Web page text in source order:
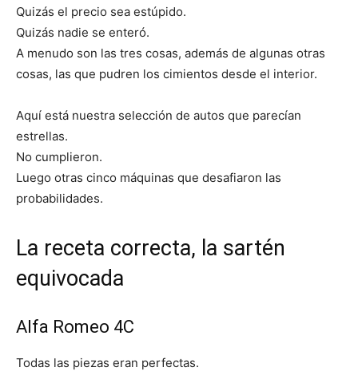
Quizás el precio sea estúpido.
Quizás nadie se enteró.
A menudo son las tres cosas, además de algunas otras
cosas, las que pudren los cimientos desde el interior.
Aquí está nuestra selección de autos que parecían
estrellas.
No cumplieron.
Luego otras cinco máquinas que desafiaron las
probabilidades.
La receta correcta, la sartén
equivocada
Alfa Romeo 4C
Todas las piezas eran perfectas.